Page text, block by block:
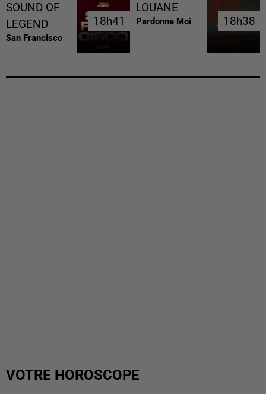
SOUND OF
LEGEND
San Francisco
18h41
18h41
LOUANE
Pardonne Moi 18h38
18h38
VOTRE HOROSCOPE